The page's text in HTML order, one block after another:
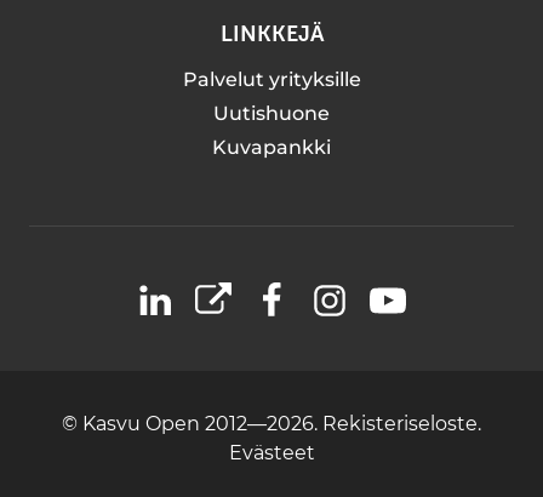
LINKKEJÄ
Palvelut yrityksille
Uutishuone
Kuvapankki
LinkedIn
X FacebookInstagramYouTube
© Kasvu Open 2012—2026. Rekisteriseloste.
Evästeet